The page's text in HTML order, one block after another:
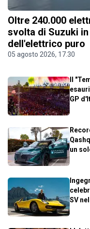
Oltre 240.000
svolta di Suzuki
dell'elettrico puro
05 agosto 2026, 17.30
Il
GP
un
SV